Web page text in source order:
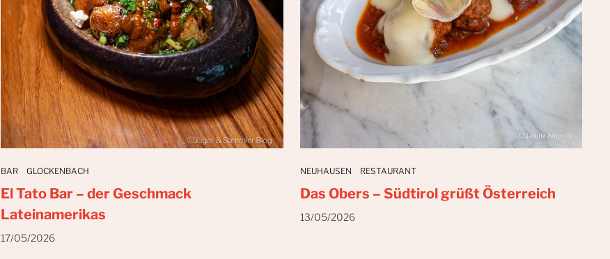
BAR GLOCKENBACH
El Tato Bar – der Geschmack
Lateinamerikas
17/05/2026
NEUHAUSEN RESTAURANT
Das Obers – Südtirol grüßt Österreich
13/05/2026